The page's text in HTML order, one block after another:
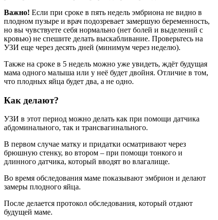
Важно! Если при сроке в пять недель эмбриона не видно в
плодном пузыре и врач подозревает замершую беременность,
но вы чувствуете себя нормально (нет болей и выделений с
кровью) не спешите делать выскабливание. Проверьтесь на
УЗИ еще через десять дней (минимум через неделю).
Также на сроке в 5 недель можно уже увидеть, ждёт будущая
мама одного малыша или у неё будет двойня. Отличие в том,
что плодных яйца будет два, а не одно.
Как делают?
УЗИ в этот период можно делать как при помощи датчика
абдоминального, так и трансвагинального.
В первом случае матку и придатки осматривают через
брюшную стенку, во втором – при помощи тонкого и
длинного датчика, который вводят во влагалище.
Во время обследования маме показывают эмбрион и делают
замеры плодного яйца.
После делается протокол обследования, который отдают
будущей маме.